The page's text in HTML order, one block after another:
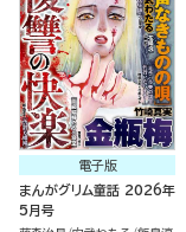
電子版
まんがグリム童話 2026年
5月号